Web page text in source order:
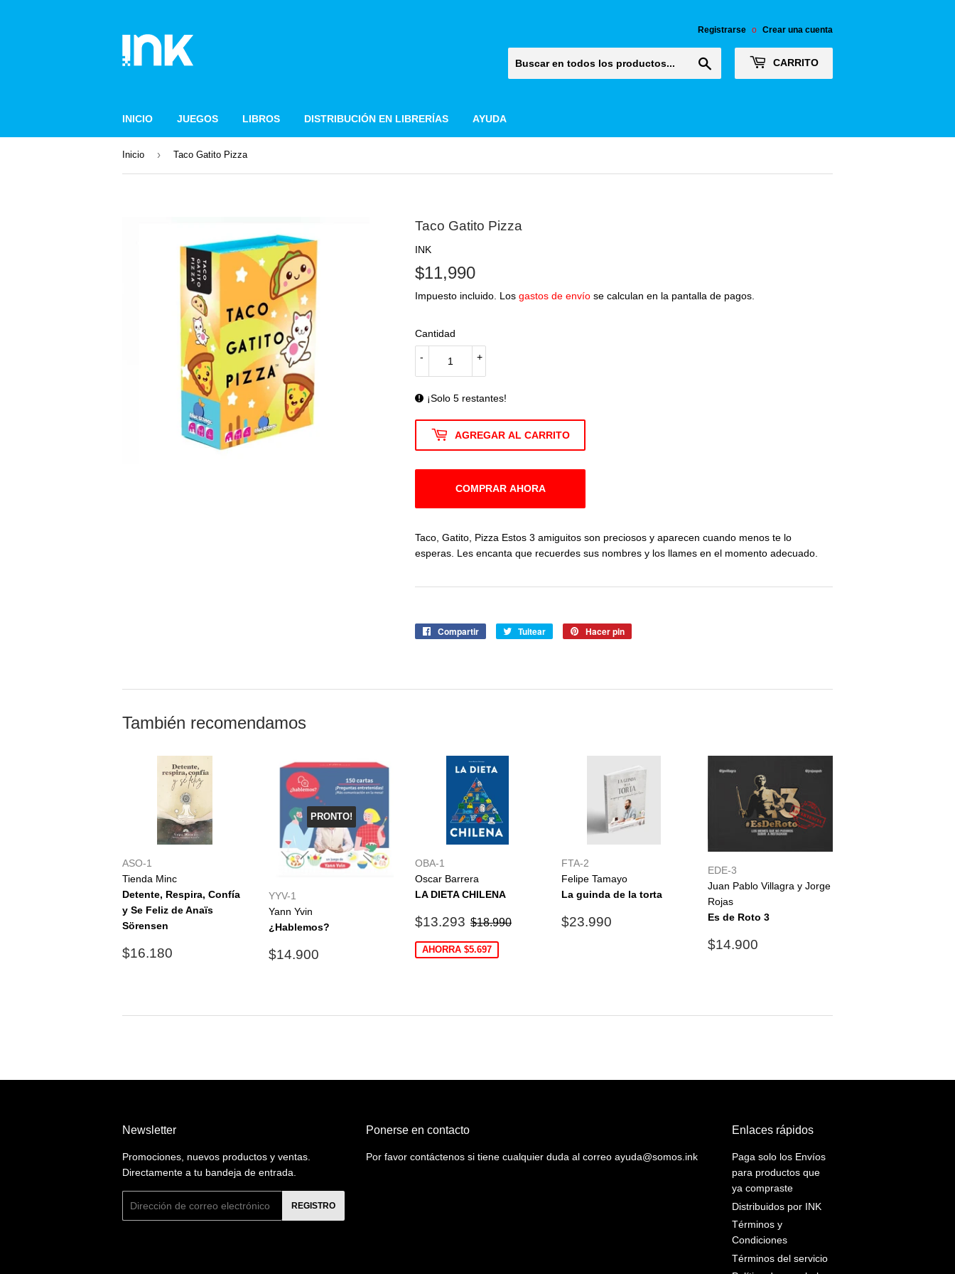
Registrarse o Crear una cuenta
CARRITO
INICIO JUEGOS LIBROS DISTRIBUCIÓN EN LIBRERÍAS AYUDA
Inicio › Taco Gatito Pizza
Taco Gatito Pizza
INK
$11,990
Impuesto incluido. Los gastos de envío se calculan en la pantalla de pagos.
Cantidad
+
-
¡Solo 5 restantes!
AGREGAR AL CARRITO
COMPRAR AHORA
Taco, Gatito, Pizza Estos 3 amiguitos son preciosos y aparecen cuando menos te lo
esperas. Les encanta que recuerdes sus nombres y los llames en el momento adecuado.
Compartir
CompartirTuitear
Tuitear Hacer pin
También recomendamos
ASO-1
Tienda Minc
Detente, Respira, Confía
y Se Feliz de Anaïs
Sörensen
Precio
$16.180
PRONTO!
YYV-1
Yann Yvin
¿Hablemos?
Precio
$14.900
OBA-1
Oscar Barrera
LA DIETA CHILENA
Precio
oferta
$13.293 $13.293
Precio habitual
$18.990 $18.990
AHORRA $5.697
FTA-2
Felipe Tamayo
La guinda de la torta
Precio
$23.990
EDE-3
Juan Pablo Villagra y Jorge
Rojas
Es de Roto 3
Precio
$14.900
Newsletter
Promociones, nuevos productos y ventas.
Directamente a tu bandeja de entrada.
REGISTRO
Ponerse en contacto
Por favor contáctenos si tiene cualquier duda al correo ayuda@somos.ink
Enlaces rápidos
Paga solo los Envíos
para productos que
ya compraste
Distribuidos por INK
Términos y
Condiciones
Términos del servicio